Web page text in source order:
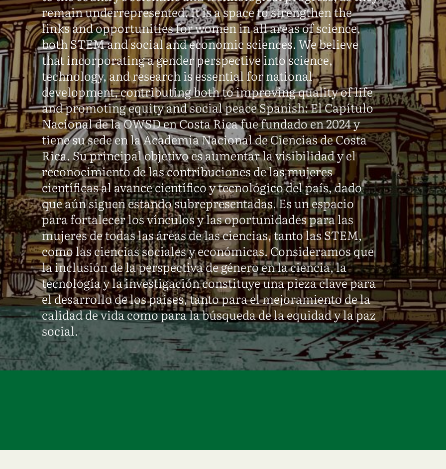
remain underrepresented. It is a space to strengthen the
links and opportunities for women in all areas of science,
both STEM and social and economic sciences. We believe
that incorporating a gender perspective into science,
technology, and research is essential for national
development, contributing both to improving quality of life
and promoting equity and social peace Spanish: El Capítulo
Nacional de la OWSD en Costa Rica fue fundado en 2024 y
tiene su sede en la Academia Nacional de Ciencias de Costa
Rica. Su principal objetivo es aumentar la visibilidad y el
reconocimiento de las contribuciones de las mujeres
científicas al avance científico y tecnológico del país, dado
que aún siguen estando subrepresentadas. Es un espacio
para fortalecer los vínculos y las oportunidades para las
mujeres de todas las áreas de las ciencias, tanto las STEM,
como las ciencias sociales y económicas. Consideramos que
la inclusión de la perspectiva de género en la ciencia, la
tecnología y la investigación constituye una pieza clave para
el desarrollo de los países, tanto para el mejoramiento de la
calidad de vida como para la búsqueda de la equidad y la paz
social.